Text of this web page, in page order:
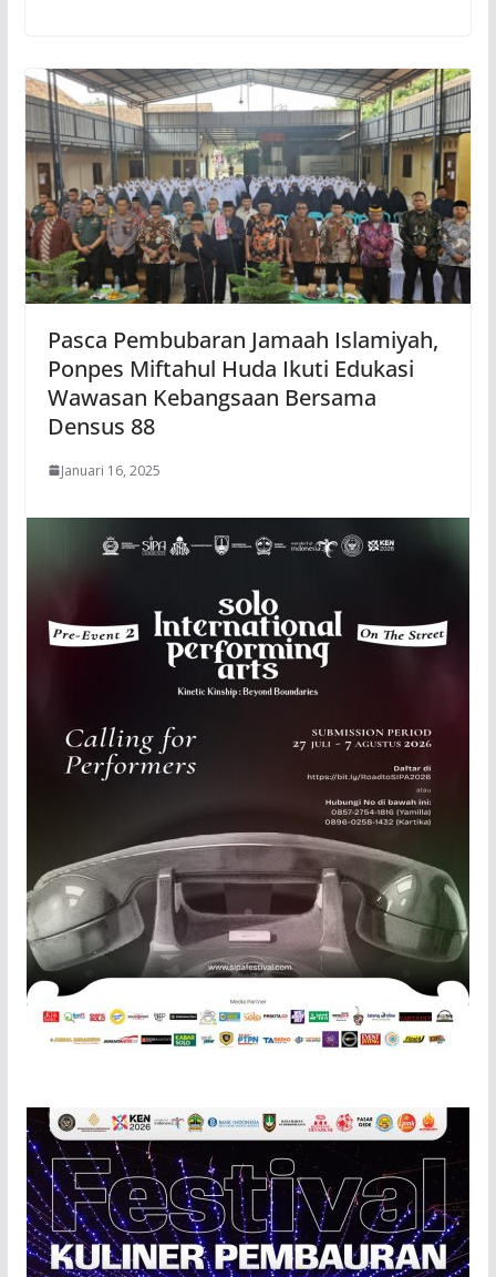
Pasca Pembubaran Jamaah Islamiyah,
Ponpes Miftahul Huda Ikuti Edukasi
Wawasan Kebangsaan Bersama
Densus 88
Januari 16, 2025